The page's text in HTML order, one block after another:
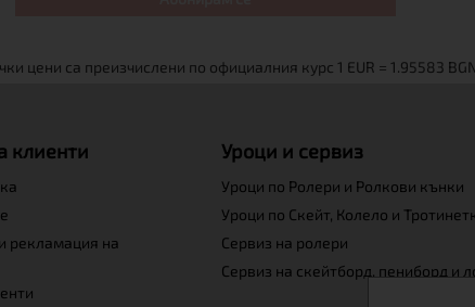
клиенти
рекламация на
Уроци и сервиз
Уроци по Ролери и Ролкови кънки
Уроци по Скейт, Колело и
Сервиз на ролери
Сервиз на скейтборд, пениборд и